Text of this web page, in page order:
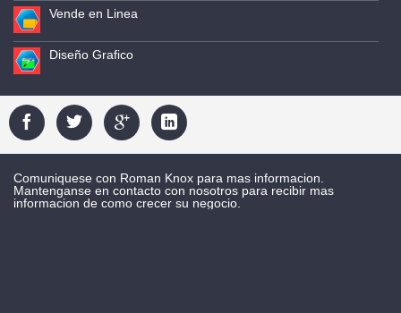
Vende en Linea
Diseño Grafico
Comuniquese con Roman Knox para mas informacion.
Mantenganse en contacto con nosotros para recibir mas
informacion de como crecer su negocio.